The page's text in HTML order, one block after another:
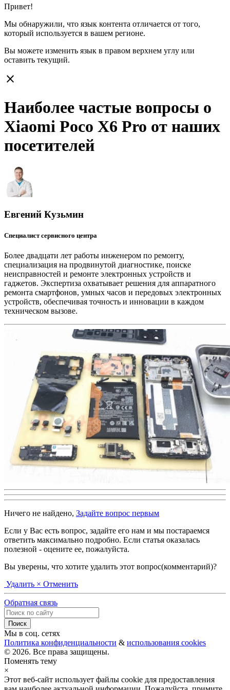
Привет!
Мы обнаружили, что язык контента отличается от того,
который используется в вашем регионе.
Вы можете изменить язык в правом верхнем углу или
оставить текущий.
close
Наиболее частые вопросы о
Xiaomi Poco X6 Pro от наших
посетителей
Евгений Кузьмин
Специалист сервисного центра
Более двадцати лет работы инженером по ремонту,
специализация на продвинутой диагностике, поиске
неисправностей и ремонте электронных устройств и
гаджетов. Экспертиза охватывает решения для аппаратного
ремонта смартфонов, умных часов и передовых электронных
устройств, обеспечивая точность и инновации в каждом
техническом вызове.
Ничего не найдено, Задайте вопрос первым
Если у Вас есть вопрос, задайте его нам и мы постараемся
ответить максимально подробно. Если статья оказалась
полезной - оцените ее, пожалуйста.
Вы уверены, что хотите удалить этот вопрос(комментарий)?
Удалить × Отменить
Обратная связь
Мы в соц. сетях
Политика конфиденциальности & использования cookies
© 2026. Все права защищены.
Поменять тему
×
Этот веб-сайт использует файлы cookie для предоставления